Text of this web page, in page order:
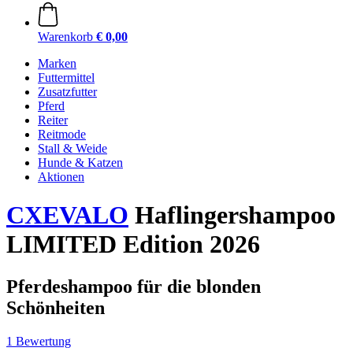
Warenkorb € 0,00
Marken
Futtermittel
Zusatzfutter
Pferd
Reiter
Reitmode
Stall & Weide
Hunde & Katzen
Aktionen
CXEVALO Haflingershampoo
LIMITED Edition 2026
Pferdeshampoo für die blonden
Schönheiten
1 Bewertung